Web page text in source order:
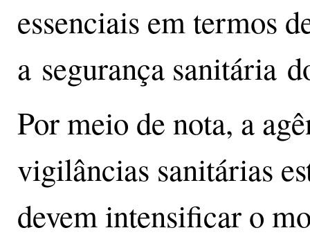
essenciais em termos
a segurança sanitária
Por meio de nota, a
vigilâncias sanitárias
devem intensificar o